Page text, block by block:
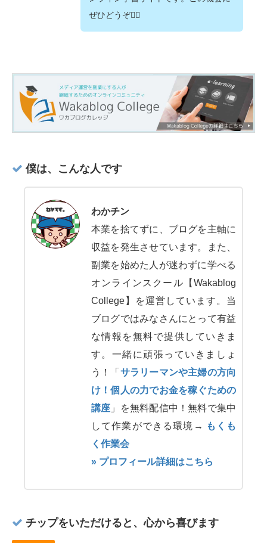
ぜひどうぞ💁‍♂️
僕は、こんな人です
わかチン
本業を捨てずに、ブログを主軸に
収益を発生させています。また、
副業を始めた人が迷わずに学べる
オンラインスクール【Wakablog
College】を運営しています。当
ブログではみなさんにとって有益
な情報を無料で提供していきま
す。一緒に頑張っていきましょ
う！「 サラリーマンや主婦の方向
け！個人の力でお金を稼ぐための
講座 」を無料配信中！無料で集中
して作業ができる環境→
もくも
く作業会
» プロフィール詳細はこちら
チップをいただけると、心から喜びます